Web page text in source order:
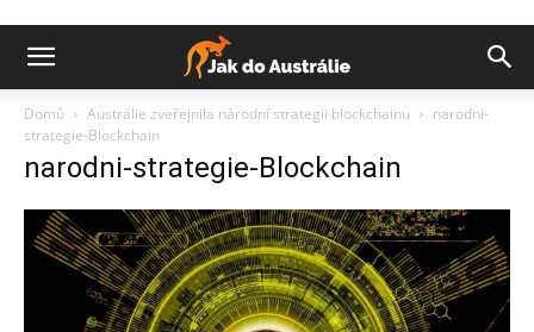
Domů Austrálie zveřejnila národní strategii blockchainu
narodni-
strategie-Blockchain
narodni-strategie-Blockchain